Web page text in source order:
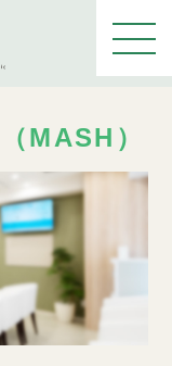
開
く
MASH）